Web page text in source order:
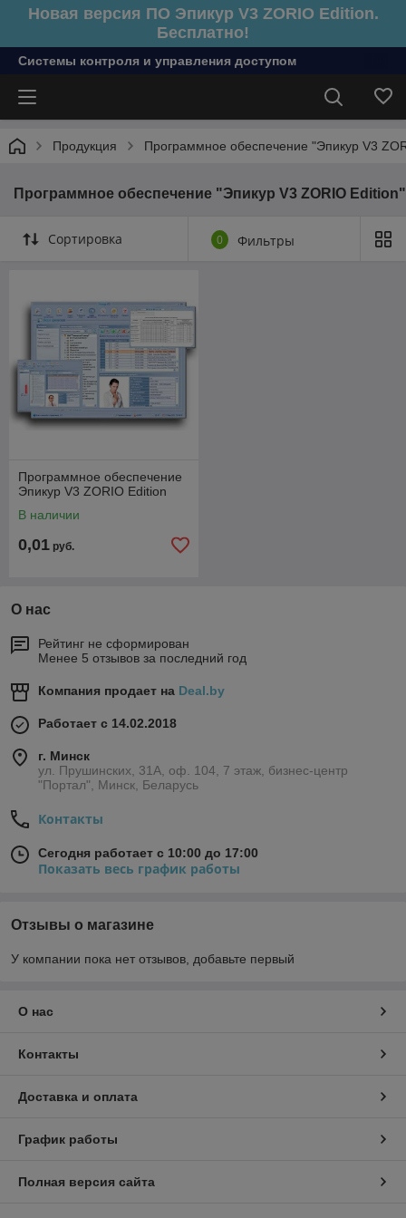
Новая версия ПО Эпикур V3 ZORIO Edition.
Бесплатно!
Системы контроля и управления доступом
Продукция Программное обеспечение "Эпикур V3
Программное обеспечение "Эпикур V3 ZORIO Edition"
Сортировка 0 Фильтры
Программное обеспечение
Эпикур V3 ZORIO Edition
В наличии
0,01 руб.
О нас
Рейтинг не сформирован
Менее 5 отзывов за последний год
Компания продает на Deal.by
Работает с 14.02.2018
г. Минск
ул. Прушинских, 31А, оф. 104, 7 этаж, бизнес-центр
"Портал", Минск, Беларусь
Контакты
Сегодня работает с 10:00 до 17:00
Показать весь график работы
Отзывы о магазине
У компании пока нет отзывов, добавьте первый
О нас
Контакты
Доставка и оплата
График работы
Полная версия сайта